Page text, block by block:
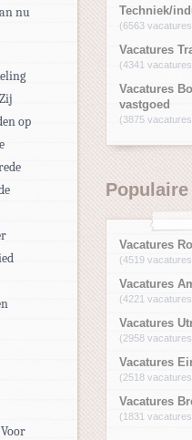
nu
op
Techniek/
(6563
Vacatures
(4341
Vacatures
vastgoed
(3875
Vacatures
(4519
Vacatures
(4221
Vacatures
(2958
Vacatures
(2518
Vacatures
(1831